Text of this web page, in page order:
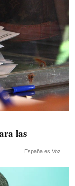
las
España es Voz